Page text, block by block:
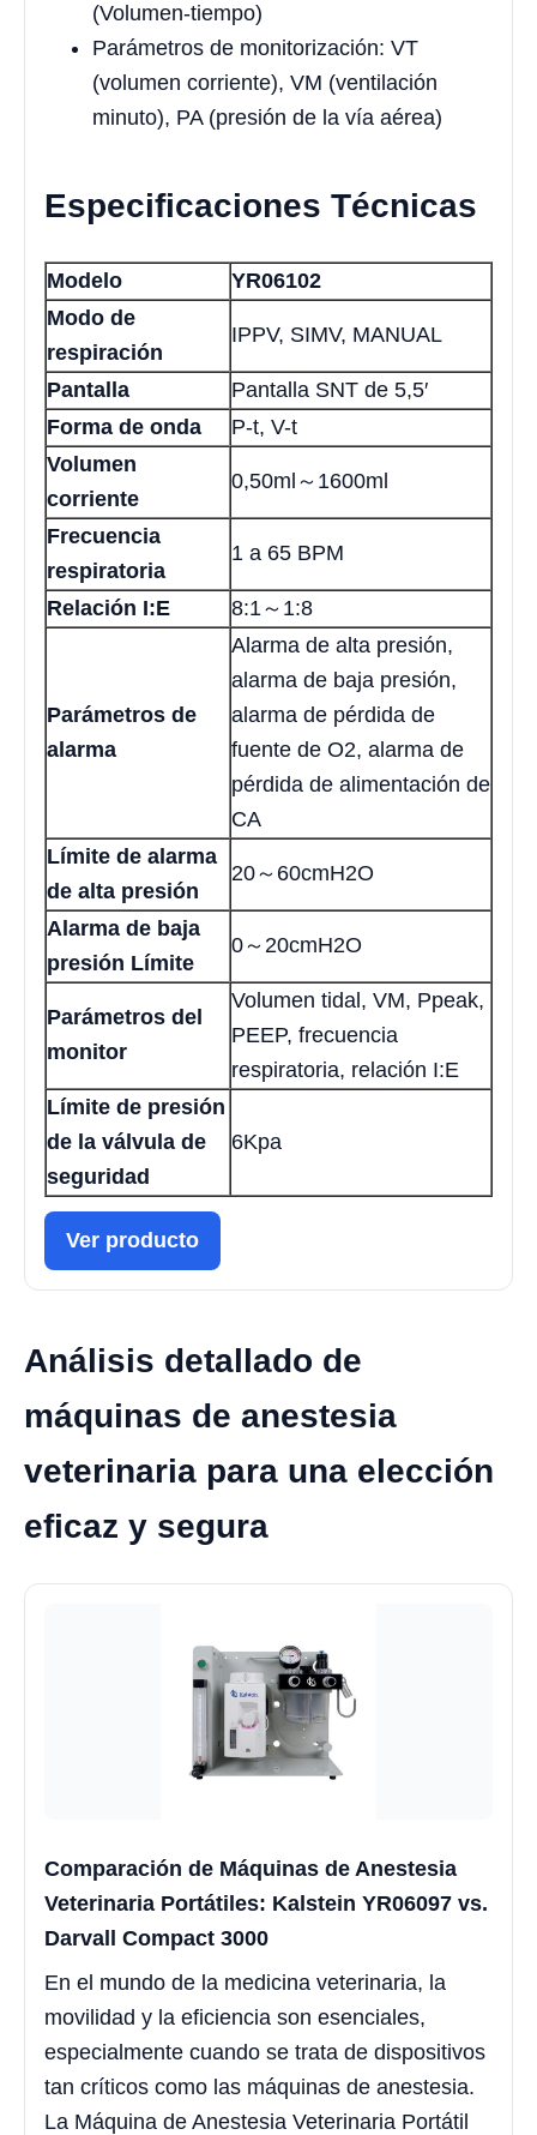
(Volumen-tiempo)
Parámetros de monitorización: VT
(volumen corriente), VM (ventilación
minuto), PA (presión de la vía aérea)
Especificaciones Técnicas
Modelo
YR06102
Modo de
respiración
IPPV, SIMV, MANUAL
Pantalla
Pantalla SNT de 5,5′
Forma de onda
P-t, V-t
Volumen
corriente
0,50ml～1600ml
Frecuencia
respiratoria
1 a 65 BPM
Relación I:E 8:1～1:8
Parámetros de
alarma
Alarma de alta presión,
alarma de baja presión,
alarma de pérdida de
fuente de O2, alarma de
pérdida de alimentación de
CA
Límite de alarma
de alta presión
20～60cmH2O
Alarma de baja
presión Límite
0～20cmH2O
Parámetros del
monitor
Volumen tidal, VM, Ppeak,
PEEP, frecuencia
respiratoria, relación I:E
Límite de presión
de la válvula de
seguridad
6Kpa
Ver producto
Análisis detallado de
máquinas de anestesia
veterinaria para una elección
eficaz y segura
Comparación de Máquinas de Anestesia
Veterinaria Portátiles: Kalstein YR06097 vs.
Darvall Compact 3000
En el mundo de la medicina veterinaria, la
movilidad y la eficiencia son esenciales,
especialmente cuando se trata de dispositivos
tan críticos como las máquinas de anestesia.
La Máquina de Anestesia Veterinaria Portátil